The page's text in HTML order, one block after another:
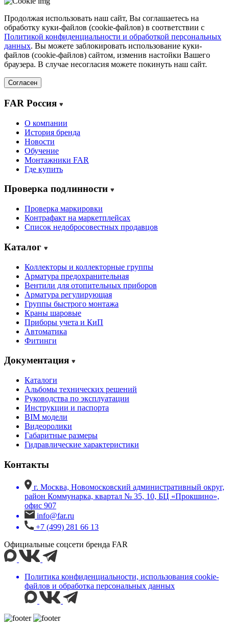
Продолжая использовать наш сайт, Вы соглашаетесь на
обработку куки-файлов (cookie-файлов) в соответствии с
Политикой конфиденциальности и обработкой персональных
данных. Вы можете заблокировать использование куки-
файлов (cookie-файлов) сайтом, изменив настойки Вашего
браузера. В случае несогласия можете покинуть наш сайт.
Согласен
FAR Россия
О компании
История бренда
Новости
Обучение
Монтажники FAR
Где купить
Проверка подлинности
Проверка маркировки
Контрафакт на маркетплейсах
Cписок недобросовестных продавцов
Каталог
Коллекторы и коллекторные группы
Арматура предохранительная
Вентили для отопительных приборов
Арматура регулирующая
Группы быстрого монтажа
Краны шаровые
Приборы учета и КиП
Автоматика
Фитинги
Документация
Каталоги
Альбомы технических решений
Руководства по эксплуатации
Инструкции и паспорта
BIM модели
Видеоролики
Габаритные размеры
Гидравлические характеристики
Контакты
г. Москва, Новомосковский административный округ,
район Коммунарка, квартал № 35, 10, БЦ «Прокшино»,
офис 907
info@far.ru
+7 (499) 281 66 13
Официальные соцсети бренда FAR
Политика конфиденциальности, использования сookie-
файлов и обработка персональных данных